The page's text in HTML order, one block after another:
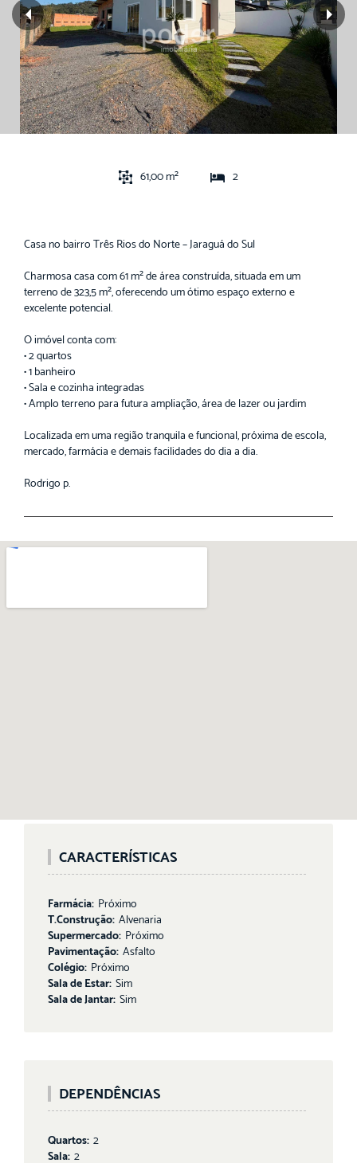
61,00 m² 2
Casa no bairro Três Rios do Norte – Jaraguá do Sul
Charmosa casa com 61 m² de área construída, situada em um
terreno de 323,5 m², oferecendo um ótimo espaço externo e
excelente potencial.
O imóvel conta com:
• 2 quartos
• 1 banheiro
• Sala e cozinha integradas
• Amplo terreno para futura ampliação, área de lazer ou jardim
Localizada em uma região tranquila e funcional, próxima de escola,
mercado, farmácia e demais facilidades do dia a dia.
Rodrigo p.
CARACTERÍSTICAS
Farmácia: Próximo
T.Construção: Alvenaria
Supermercado: Próximo
Pavimentação: Asfalto
Colégio: Próximo
Sala de Estar: Sim
Sala de Jantar: Sim
DEPENDÊNCIAS
Quartos: 2
Sala: 2